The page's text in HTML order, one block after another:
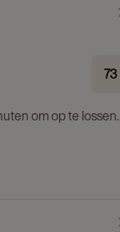
73
om op te lossen.